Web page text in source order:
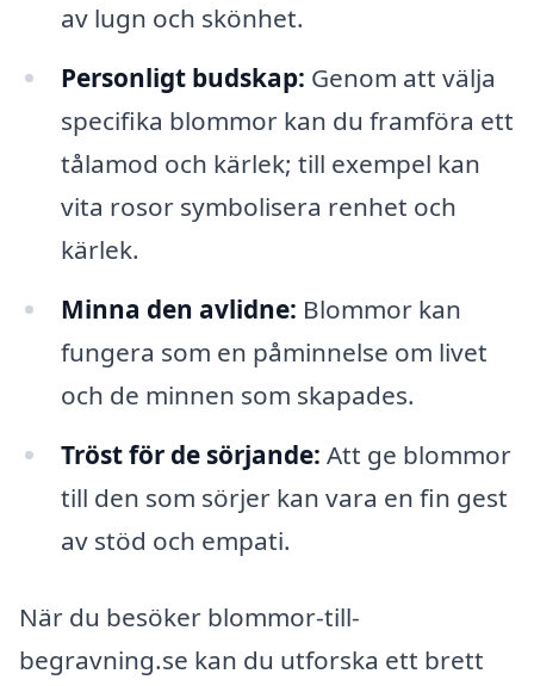
av lugn och skönhet.
Personligt budskap: Genom att välja
specifika blommor kan du framföra ett
tålamod och kärlek; till exempel kan
vita rosor symbolisera renhet och
kärlek.
Minna den avlidne: Blommor kan
fungera som en påminnelse om livet
och de minnen som skapades.
Tröst för de sörjande: Att ge blommor
till den som sörjer kan vara en fin gest
av stöd och empati.
När du besöker blommor-till-
begravning.se kan du utforska ett brett